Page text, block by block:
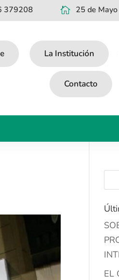
379208  25 de
La Institución
Contacto
EL